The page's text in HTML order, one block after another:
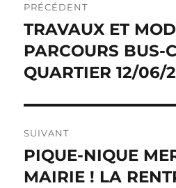
de
l’article
PRÉCÉDENT
Publication
précédente :
TRAVAUX ET
PARCOURS BUS-
QUARTIER 12/06/
SUIVANT
Publication
suivante :
PIQUE-NIQUE
MAIRIE ! LA